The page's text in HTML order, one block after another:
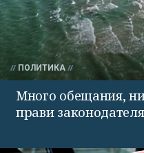
ПОЛИТИКА
Много обещания,
прави